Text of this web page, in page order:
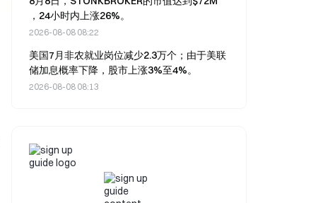
，24小时内上涨26%。
2026-08-08 08:22
美国7月非农就业岗位减少2.3万个；由于美联
储加息概率下降，股市上涨3%至4%。
2026-08-08 08:13